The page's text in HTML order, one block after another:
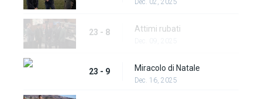
Dec. 02, 2025
23 - 8 Attimi rubati
23 - 9 Miracolo di Natale
Dec. 16, 2025